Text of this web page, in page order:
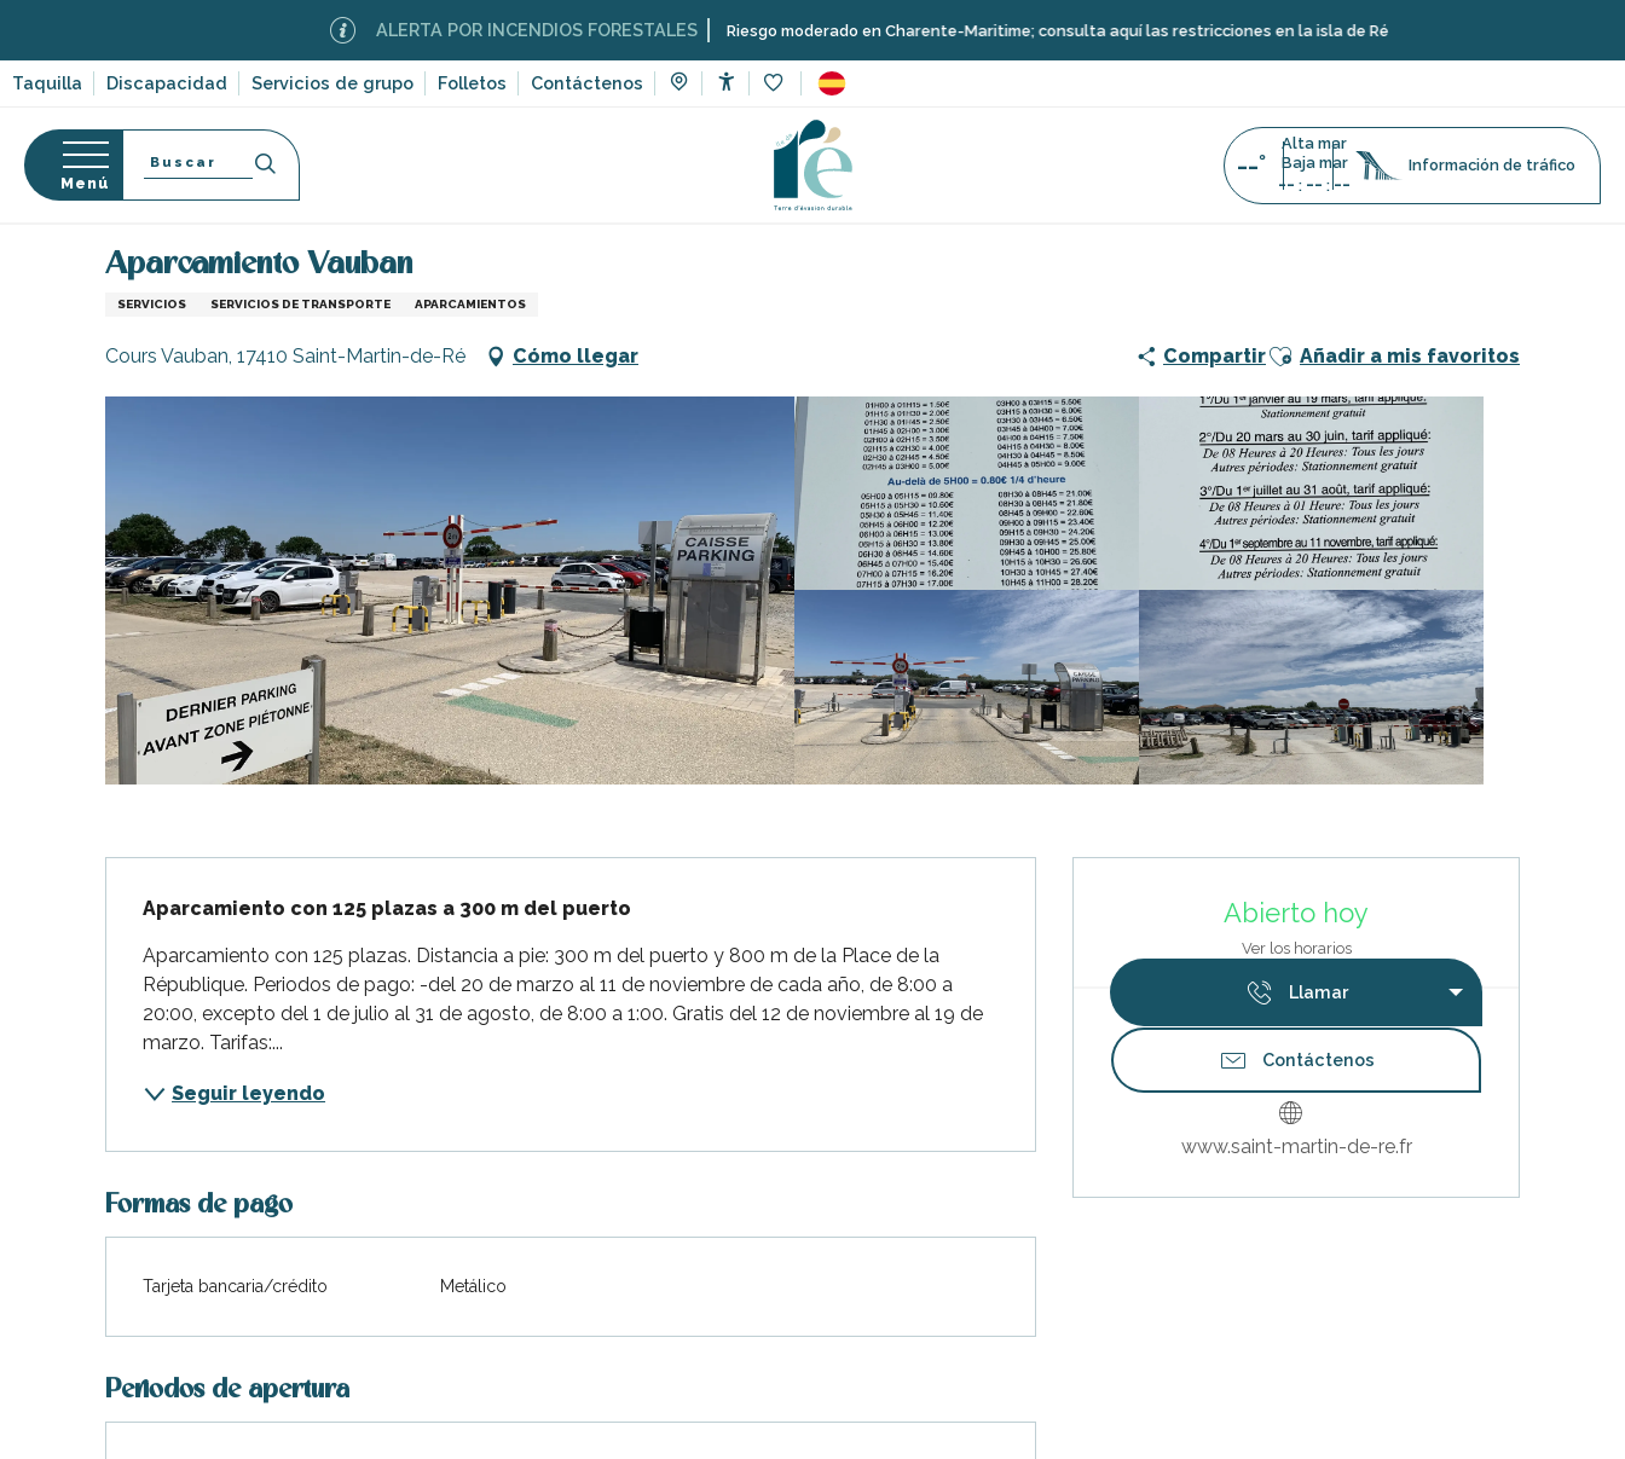
contenu
principal
Taquilla Discapacidad Servicios de grupo Folletos Contáctenos
ALERTA POR INCENDIOS FORESTALES Riesgo moderado en Charente-Maritime; consulta aquí las restricciones en la isla de Ré
Portes-en-Ré
Plage
Martin-de-Ré
Marie-de-Ré
Menú
Buscar --°
Alta mar
Baja mar
-- : -- : --
Información de tráfico
Página Web Aparcamiento Vauban
Aparcamiento Vauban
SERVICIOS SERVICIOS DE TRANSPORTE APARCAMIENTOS
Cours Vauban, 17410 Saint-Martin-de-Ré Cómo llegar CompartirAjouter aux favoris
Añadir a mis favoritos
Abierto hoy
Ver los horarios
Llamar
Contáctenos
www.saint-martin-de-re.fr
Aparcamiento con 125 plazas a 300 m del puerto
Aparcamiento con 125 plazas. Distancia a pie: 300 m del puerto y 800 m de la Place de la
République. Periodos de pago: -del 20 de marzo al 11 de noviembre de cada año, de 8:00 a
20:00, excepto del 1 de julio al 31 de agosto, de 8:00 a 1:00. Gratis del 12 de noviembre al 19 de
marzo. Tarifas:...
Seguir leyendo
Formas de pago
Tarjeta bancaria/crédito Metálico
Periodos de apertura